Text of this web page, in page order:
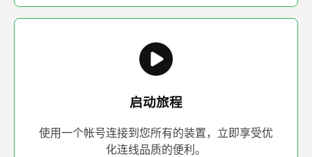
启动旅程
使用一个帐号连接到您所有的装置，立即享受优
化连线品质的便利。